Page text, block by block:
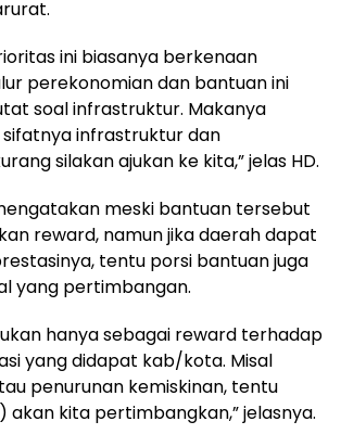
ini biasanya berkenaan
perekonomian dan bantuan ini
soal infrastruktur. Makanya
infrastruktur dan
silakan ajukan ke kita,” jelas HD.
meski bantuan tersebut
reward, namun jika daerah dapat
tentu porsi bantuan juga
yang pertimbangan.
hanya sebagai reward terhadap
yang didapat kab/kota. Misal
penurunan kemiskinan, tentu
akan kita pertimbangkan,” jelasnya.